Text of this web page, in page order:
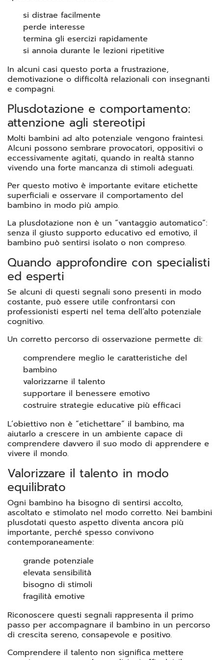
si distrae facilmente
perde interesse
termina gli esercizi rapidamente
si annoia durante le lezioni ripetitive
In alcuni casi questo porta a frustrazione,
demotivazione o difficoltà relazionali con insegnanti
e compagni.
Plusdotazione e comportamento:
attenzione agli stereotipi
Molti bambini ad alto potenziale vengono fraintesi.
Alcuni possono sembrare provocatori, oppositivi o
eccessivamente agitati, quando in realtà stanno
vivendo una forte mancanza di stimoli adeguati.
Per questo motivo è importante evitare etichette
superficiali e osservare il comportamento del
bambino in modo più ampio.
La plusdotazione non è un “vantaggio automatico”:
senza il giusto supporto educativo ed emotivo, il
bambino può sentirsi isolato o non compreso.
Quando approfondire con specialisti
ed esperti
Se alcuni di questi segnali sono presenti in modo
costante, può essere utile confrontarsi con
professionisti esperti nel tema dell’alto potenziale
cognitivo.
Un corretto percorso di osservazione permette di:
comprendere meglio le caratteristiche del
bambino
valorizzarne il talento
supportare il benessere emotivo
costruire strategie educative più efficaci
L’obiettivo non è “etichettare” il bambino, ma
aiutarlo a crescere in un ambiente capace di
comprendere davvero il suo modo di apprendere e
vivere il mondo.
Valorizzare il talento in modo
equilibrato
Ogni bambino ha bisogno di sentirsi accolto,
ascoltato e stimolato nel modo corretto. Nei bambini
plusdotati questo aspetto diventa ancora più
importante, perché spesso convivono
contemporaneamente:
grande potenziale
elevata sensibilità
bisogno di stimoli
fragilità emotive
Riconoscere questi segnali rappresenta il primo
passo per accompagnare il bambino in un percorso
di crescita sereno, consapevole e positivo.
Comprendere il talento non significa mettere